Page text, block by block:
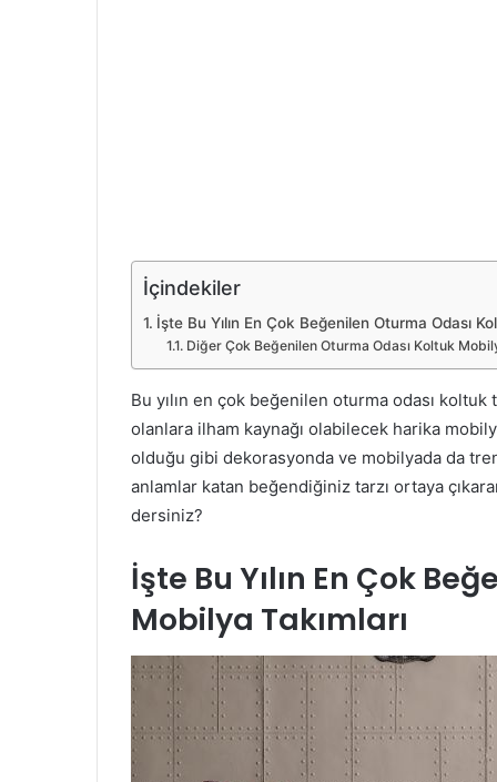
İçindekiler
İşte Bu Yılın En Çok Beğenilen Oturma Odası
Diğer Çok Beğenilen Oturma Odası Koltuk
Bu yılın en çok beğenilen oturma odası
olanlara ilham kaynağı olabilecek harika
olduğu gibi dekorasyonda ve mobilyada da
anlamlar katan beğendiğiniz tarzı ortaya
dersiniz?
İşte Bu Yılın En Çok
Mobilya Takımları